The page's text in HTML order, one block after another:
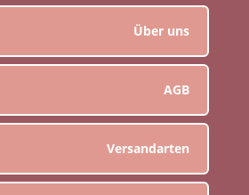
Über uns
AGB
Versandarten